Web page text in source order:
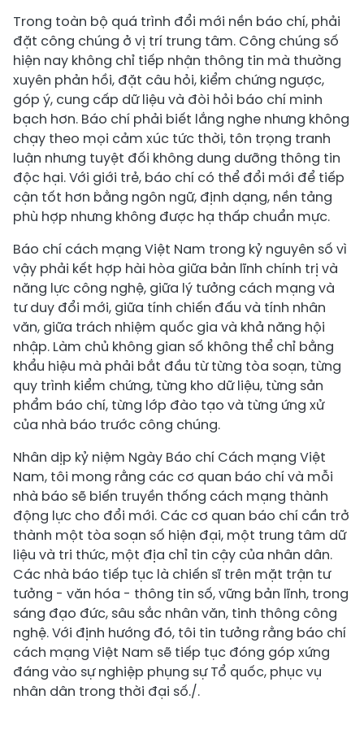
Trong toàn bộ quá trình đổi mới nền báo chí, phải
đặt công chúng ở vị trí trung tâm. Công chúng số
hiện nay không chỉ tiếp nhận thông tin mà thường
xuyên phản hồi, đặt câu hỏi, kiểm chứng ngược,
góp ý, cung cấp dữ liệu và đòi hỏi báo chí minh
bạch hơn. Báo chí phải biết lắng nghe nhưng không
chạy theo mọi cảm xúc tức thời, tôn trọng tranh
luận nhưng tuyệt đối không dung dưỡng thông tin
độc hại. Với giới trẻ, báo chí có thể đổi mới để tiếp
cận tốt hơn bằng ngôn ngữ, định dạng, nền tảng
phù hợp nhưng không được hạ thấp chuẩn mực.
Báo chí cách mạng Việt Nam trong kỷ nguyên số vì
vậy phải kết hợp hài hòa giữa bản lĩnh chính trị và
năng lực công nghệ, giữa lý tưởng cách mạng và
tư duy đổi mới, giữa tính chiến đấu và tính nhân
văn, giữa trách nhiệm quốc gia và khả năng hội
nhập. Làm chủ không gian số không thể chỉ bằng
khẩu hiệu mà phải bắt đầu từ từng tòa soạn, từng
quy trình kiểm chứng, từng kho dữ liệu, từng sản
phẩm báo chí, từng lớp đào tạo và từng ứng xử
của nhà báo trước công chúng.
Nhân dịp kỷ niệm Ngày Báo chí Cách mạng Việt
Nam, tôi mong rằng các cơ quan báo chí và mỗi
nhà báo sẽ biến truyền thống cách mạng thành
động lực cho đổi mới. Các cơ quan báo chí cần trở
thành một tòa soạn số hiện đại, một trung tâm dữ
liệu và tri thức, một địa chỉ tin cậy của nhân dân.
Các nhà báo tiếp tục là chiến sĩ trên mặt trận tư
tưởng - văn hóa - thông tin số, vững bản lĩnh, trong
sáng đạo đức, sâu sắc nhân văn, tinh thông công
nghệ. Với định hướng đó, tôi tin tưởng rằng báo chí
cách mạng Việt Nam sẽ tiếp tục đóng góp xứng
đáng vào sự nghiệp phụng sự Tổ quốc, phục vụ
nhân dân trong thời đại số./.